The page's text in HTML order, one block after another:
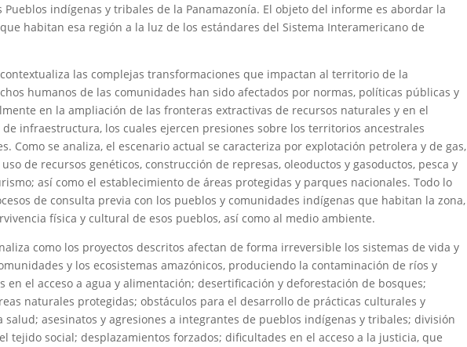
Pueblos indígenas y tribales de la Panamazonía. El objeto del informe es abordar la
habitan esa región a la luz de los estándares del Sistema Interamericano de
las complejas transformaciones que impactan al territorio de la
humanos de las comunidades han sido afectados por normas, políticas públicas y
en la ampliación de las fronteras extractivas de recursos naturales y en el
infraestructura, los cuales ejercen presiones sobre los territorios ancestrales
Como se analiza, el escenario actual se caracteriza por explotación petrolera y de gas,
de recursos genéticos, construcción de represas, oleoductos y gasoductos, pesca y
así como el establecimiento de áreas protegidas y parques nacionales. Todo lo
de consulta previa con los pueblos y comunidades indígenas que habitan la zona,
física y cultural de esos pueblos, así como al medio ambiente.
como los proyectos descritos afectan de forma irreversible los sistemas de vida y
y los ecosistemas amazónicos, produciendo la contaminación de ríos y
en el acceso a agua y alimentación; desertificación y deforestación de bosques;
naturales protegidas; obstáculos para el desarrollo de prácticas culturales y
salud; asesinatos y agresiones a integrantes de pueblos indígenas y tribales; división
tejido social; desplazamientos forzados; dificultades en el acceso a la justicia, que